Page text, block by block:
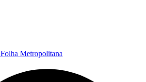
Folha Metropolitana